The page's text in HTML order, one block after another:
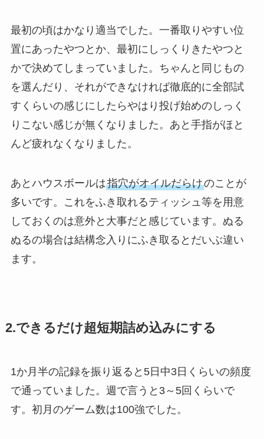
最初の頃はかなり適当でした。一番取りやすい位
置にあったやつとか、最初にしっくりきたやつと
かで決めてしまっていました。ちゃんと同じもの
を選んだり、それができなければ徹底的に全部試
すくらいの感じにしたらやはり投げ始めのしっく
りこない感じが無くなりました。あと手指がほと
んど疲れなくなりました。
あとハウスボールは指穴がオイルだらけのことが
多いです。これをふき取れるティッシュ等を用意
しておくのは意外と大事だと感じています。ぬる
ぬるの場合は結構念入りにふき取るとだいぶ違い
ます。
2.できるだけ超短期詰め込みにする
1か月半の記録を振り返ると5日中3日くらいの頻度
で通っていました。週で言うと3～5回くらいで
す。初月のゲーム数は100強でした。